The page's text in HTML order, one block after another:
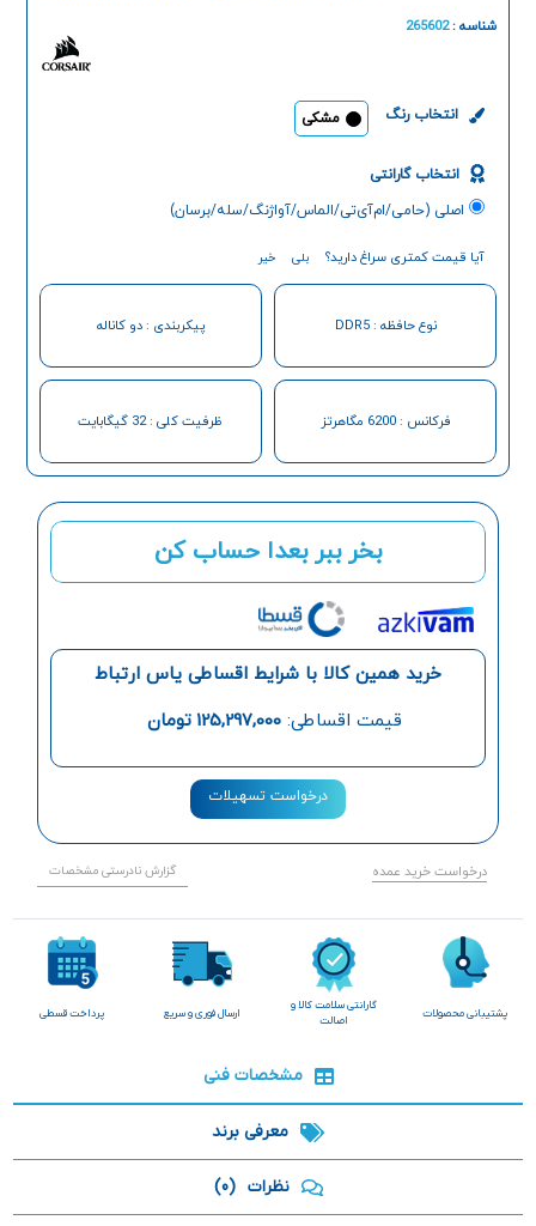
بخر ببر بعدا حساب کن
خرید همین کالا با شرایط اقساطی یاس ارتباط
قیمت اقساطی:125,297,000 تومان
درخواست تسهیلات
درخواست خرید عمده گزارش نادرستی مشخصات
شناسه :265602
انتخاب رنگ مشکی
انتخاب گارانتی
اصلی (حامی/ام‌آی‌تی/الماس/آواژنگ/سله/برسان)
آیا قیمت کمتری سراغ دارید؟ بلی خیر
نوع حافظه : DDR5 پیکربندی : دو کاناله
فرکانس : 6200 مگاهرتز ظرفیت کلی : 32 گیگابایت
پشتیبانی محصولات
گارانتی سلامت کالا و
اصالت
ارسال فوری و سریع پرداخت قسطی
مشخصات فنی
معرفی برند
نظرات (0)